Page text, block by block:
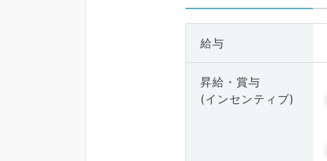
給与
昇給・賞与
(インセンティブ)